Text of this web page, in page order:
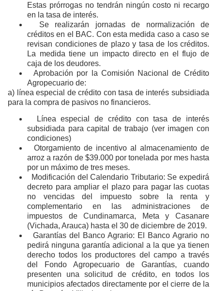
Estas prórrogas no tendrán ningún costo ni recargo
en la tasa de interés.
Se realizarán jornadas de normalización de
créditos en el BAC. Con esta medida caso a caso se
revisan condiciones de plazo y tasa de los créditos.
La medida tiene un impacto directo en el flujo de
caja de los deudores.
Aprobación por la Comisión Nacional de Crédito
Agropecuario de:
a) línea especial de crédito con tasa de interés subsidiada
para la compra de pasivos no financieros.
Línea especial de crédito con tasa de interés
subsidiada para capital de trabajo (ver imagen con
condiciones)
Otorgamiento de incentivo al almacenamiento de
arroz a razón de $39.000 por tonelada por mes hasta
por un máximo de tres meses.
Modificación del Calendario Tributario: Se expedirá
decreto para ampliar el plazo para pagar las cuotas
no vencidas del impuesto sobre la renta y
complementario en las administraciones de
impuestos de Cundinamarca, Meta y Casanare
(Vichada, Arauca) hasta el 30 de diciembre de 2019.
Garantías del Banco Agrario: El Banco Agrario no
pedirá ninguna garantía adicional a la que ya tienen
derecho todos los productores del campo a través
del Fondo Agropecuario de Garantías, cuando
presenten una solicitud de crédito, en todos los
municipios afectados directamente por el cierre de la